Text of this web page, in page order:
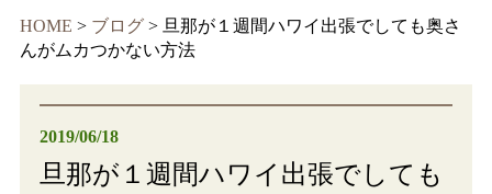
HOME > ブログ> 旦那が１週間ハワイ出張でしても奥さ
んがムカつかない方法
2019/06/18
旦那が１週間ハワイ出張でしても